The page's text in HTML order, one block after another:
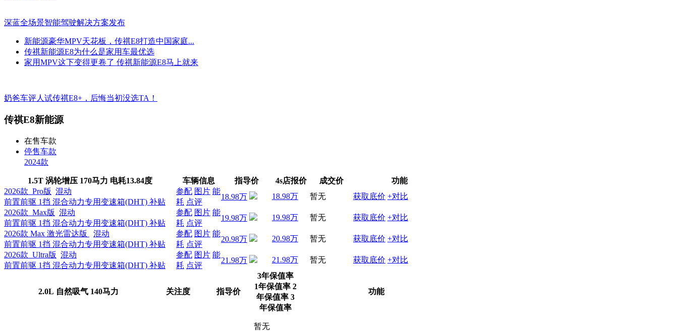
深蓝全场景智能驾驶解决方案发布
新能源豪华MPV天花板，传祺E8打造中国家庭...
传祺新能源E8为什么是家用车最优选
家用MPV这下变得更卷了 传祺新能源E8马上就来
奶爸车评人试传祺E8+，后悔当初没选TA！
传祺E8新能源
在售车款
停售车款
2024款
1.5T 涡轮增压 170马力 电耗13.84度 车辆信息 指导价 4s店报价 成交价
功能
2026款 Pro版 混动
前置前驱 1挡 混合动力专用变速箱(DHT) 补贴
参配 图片 能
耗 点评
18.98万 18.98万 暂无 获取底价 +对比
2026款 Max版 混动
前置前驱 1挡 混合动力专用变速箱(DHT) 补贴
参配 图片 能
耗 点评
19.98万 19.98万 暂无 获取底价 +对比
2026款 Max 激光雷达版
混动
前置前驱 1挡 混合动力专用变速箱(DHT) 补贴
参配 图片 能
耗 点评
20.98万 20.98万 暂无 获取底价 +对比
2026款 Ultra版 混动
前置前驱 1挡 混合动力专用变速箱(DHT) 补贴
参配 图片 能
耗 点评
21.98万 21.98万 暂无 获取底价 +对比
2.0L 自然吸气 140马力 关注度 指导价
3年保值率
1年保值率 2
年保值率 3
年保值率
功能
暂无